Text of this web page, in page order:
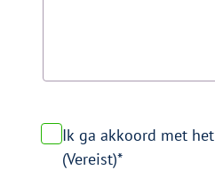
P
Ik ga akkoord met het
(Vereist)